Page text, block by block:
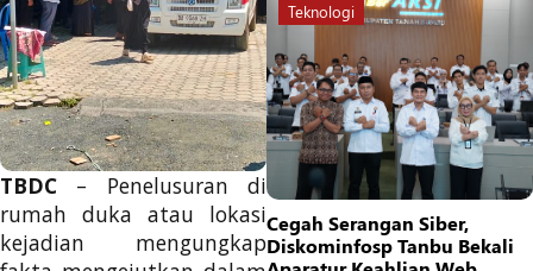
TBDC – Penelusuran di
rumah duka atau lokasi
kejadian mengungkap
Teknologi
Cegah Serangan Siber,
Diskominfosp Tanbu Bekali